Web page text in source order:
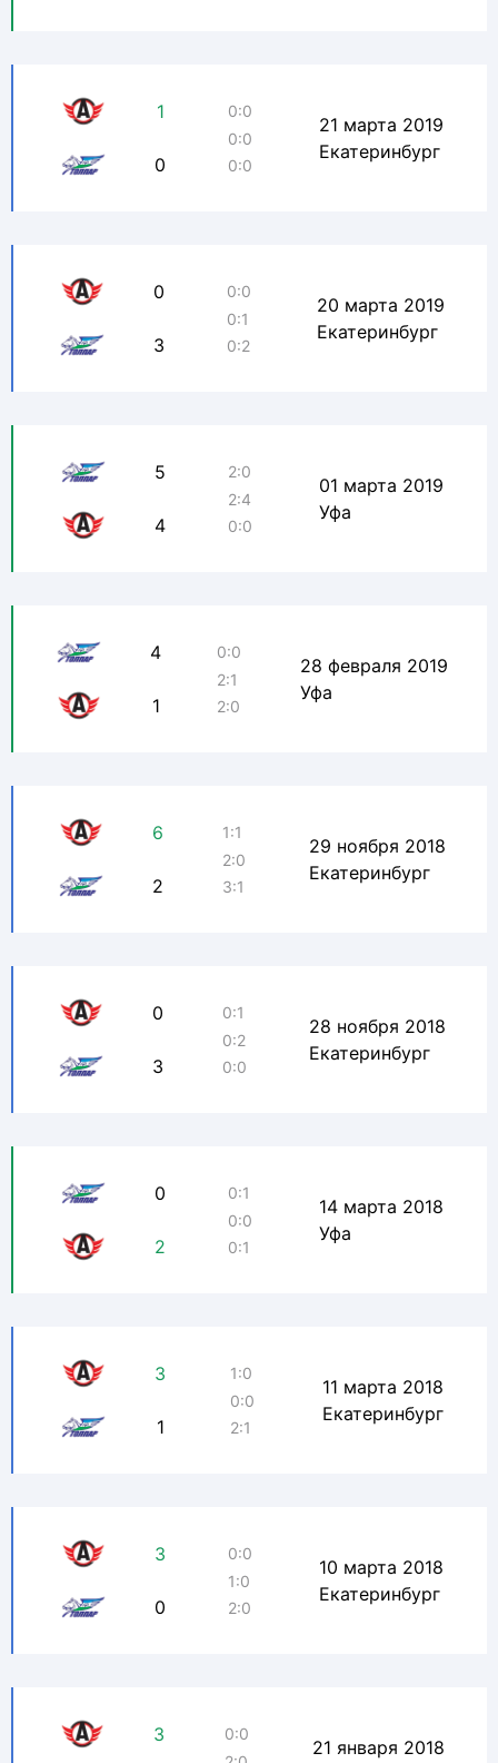
1
0
0:0
0:0
0:0
21 марта 2019
Екатеринбург
0
3
0:0
0:1
0:2
20 марта 2019
Екатеринбург
5
4
2:0
2:4
0:0
01 марта 2019
Уфа
4
1
0:0
2:1
2:0
28 февраля 2019
Уфа
6
2
1:1
2:0
3:1
29 ноября 2018
Екатеринбург
0
3
0:1
0:2
0:0
28 ноября 2018
Екатеринбург
0
2
0:1
0:0
0:1
14 марта 2018
Уфа
3
1
1:0
0:0
2:1
11 марта 2018
Екатеринбург
3
0
0:0
1:0
2:0
10 марта 2018
Екатеринбург
3
0:0
21 января 2018